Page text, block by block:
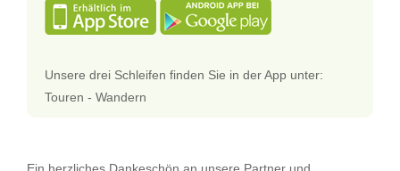
Unsere drei Schleifen finden Sie in der App unter:
Touren - Wandern
Ein herzliches Dankeschön an unsere Partner und